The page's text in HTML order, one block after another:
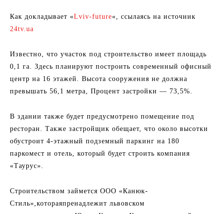
Как докладывает «Lviv-future«, ссылаясь на источник
24tv.ua
Известно, что участок под строительство имеет площадь
0,1 га. Здесь планируют построить современный офисный
центр на 16 этажей. Высота сооружения не должна
превышать 56,1 метра, Процент застройки — 73,5%.
В здании также будет предусмотрено помещение под
ресторан. Также застройщик обещает, что около высотки
обустроит 4-этажный подземный паркинг на 180
паркомест и отель, который будет строить компания
«Таурус».
Строительством займется ООО «Канюк-
Стиль»,котораяпренадлежит львовском